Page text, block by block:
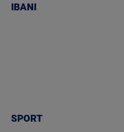
IBANI
SPORT